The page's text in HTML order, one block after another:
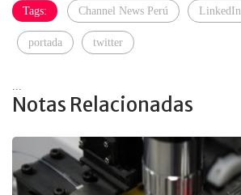
Tags: Channel News Perú LinkedIn
portada twitter
Notas Relacionadas